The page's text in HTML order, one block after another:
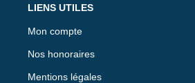
LIENS UTILES
Mon compte
Nos honoraires
Mentions légales